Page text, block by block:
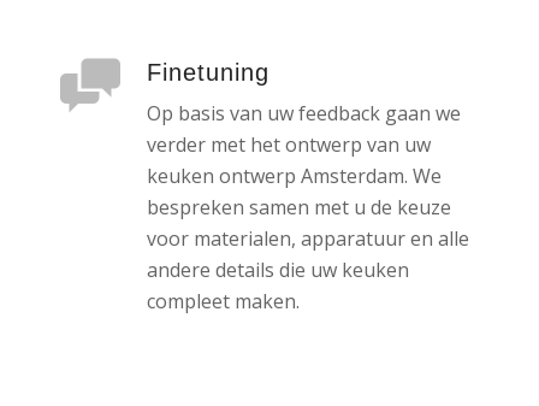
Finetuning
Op basis van uw feedback gaan we
verder met het ontwerp van uw
keuken ontwerp Amsterdam. We
bespreken samen met u de keuze
voor materialen, apparatuur en alle
andere details die uw keuken
compleet maken.